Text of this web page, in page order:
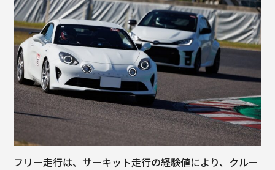
フリー走行は、サーキット走行の経験値により、クルー